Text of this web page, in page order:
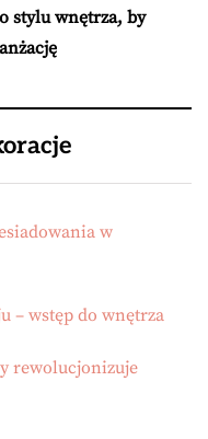
stylu wnętrza, by
w
– wstęp do wnętrza
rewolucjonizuje